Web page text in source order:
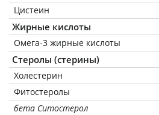
Цистеин
Жирные кислоты
Омега-3 жирные кислоты
Стеролы (стерины)
Холестерин
Фитостеролы
бета Ситостерол